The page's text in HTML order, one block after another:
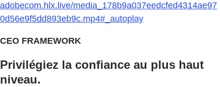
adobecom.hlx.live/media_178b9a037eedcfed4314ae97
0d56e9f5dd893eb9c.mp4#_autoplay
CEO FRAMEWORK
Privilégiez la confiance au plus haut
niveau.